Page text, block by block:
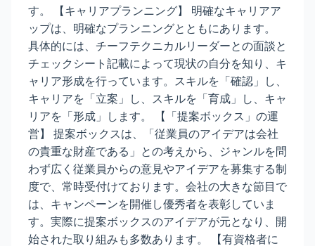
す。 【キャリアプランニング】 明確なキャリアア
ップは、明確なプランニングとともにあります。
具体的には、チーフテクニカルリーダーとの面談と
チェックシート記載によって現状の自分を知り、キ
ャリア形成を行っています。スキルを「確認」し、
キャリアを「立案」し、スキルを「育成」し、キャ
リアを「形成」します。 【「提案ボックス」の運
営】 提案ボックスは、「従業員のアイデアは会社
の貴重な財産である」との考えから、ジャンルを問
わず広く従業員からの意見やアイデアを募集する制
度で、常時受付けております。会社の大きな節目で
は、キャンペーンを開催し優秀者を表彰していま
す。実際に提案ボックスのアイデアが元となり、開
始された取り組みも多数あります。 【有資格者に